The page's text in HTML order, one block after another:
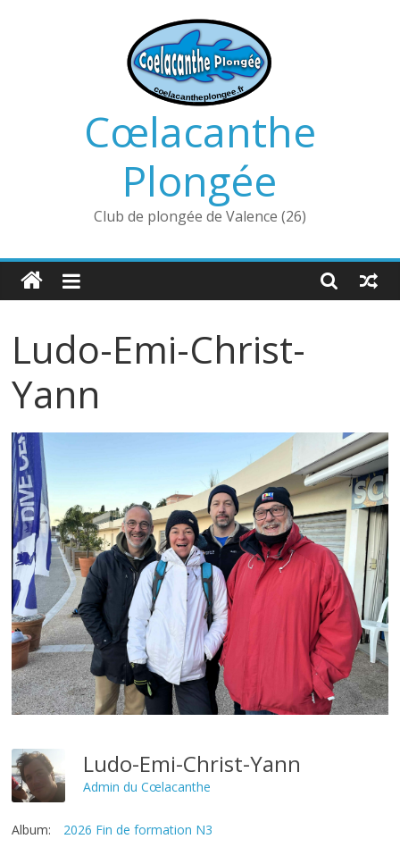
Cœlacanthe
Plongée
Club de plongée de Valence (26)
Ludo-Emi-Christ-
Yann
Ludo-Emi-Christ-Yann
Admin du Cœlacanthe
Album: 2026 Fin de formation N3